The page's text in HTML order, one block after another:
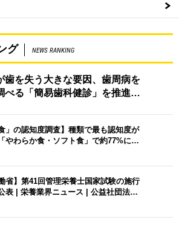
グ NEWS RANKING
歯を失う大きな要因、歯周病を
べる「簡易歯科健診」を推進…
」の認知度調査】種類で最も認知度が
やわらか食・ソフト食」で約77%に…
省】第41回管理栄養士国家試験の施行
表 | 栄養業界ニュース | 公益社団法…